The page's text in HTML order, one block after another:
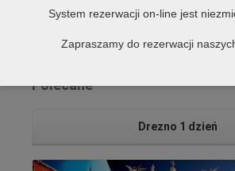
Polecane
Drezno 1 dzień
System rezerwacji on-line jest
Zapraszamy do rezerwacji